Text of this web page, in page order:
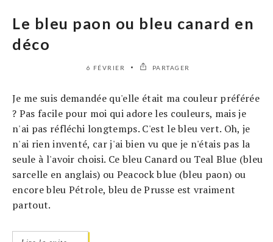
Le bleu paon ou bleu canard en
déco
6 FÉVRIER PARTAGER
Je me suis demandée qu'elle était ma couleur préférée
? Pas facile pour moi qui adore les couleurs, mais je
n'ai pas réfléchi longtemps. C'est le bleu vert. Oh, je
n'ai rien inventé, car j'ai bien vu que je n'étais pas la
seule à l'avoir choisi. Ce bleu Canard ou Teal Blue (bleu
sarcelle en anglais) ou Peacock blue (bleu paon) ou
encore bleu Pétrole, bleu de Prusse est vraiment
partout.